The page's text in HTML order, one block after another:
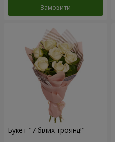
Замовити
Букет "7 білих троянд!"